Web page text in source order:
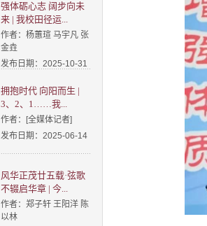
强体砺心志 阔步向未
来 | 我校田径运...
作者：杨蕙瑄 马宇凡 张
金垚
发布日期：2025-10-31
拥抱时代 向阳而生 |
3、2、1……我...
作者：[全媒体记者]
发布日期：2025-06-14
风华正茂廿五载·弦歌
不辍启华章 | 今...
作者：郑子轩 王阳洋 陈
以林